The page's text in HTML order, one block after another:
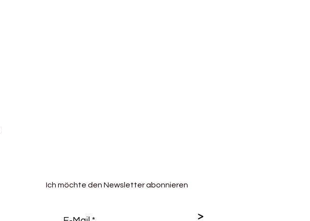
Ich möchte den Newsletter abonnieren
>